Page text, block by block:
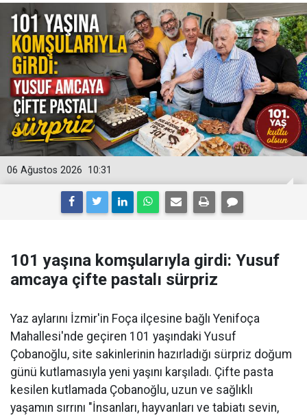
10:31
06 Ağustos 2026
101 yaşına komşularıyla girdi: Yusuf
amcaya çifte pastalı sürpriz
Yaz aylarını İzmir'in Foça ilçesine bağlı Yenifoça
Mahallesi'nde geçiren 101 yaşındaki Yusuf
Çobanoğlu, site sakinlerinin hazırladığı sürpriz doğum
günü kutlamasıyla yeni yaşını karşıladı. Çifte pasta
kesilen kutlamada Çobanoğlu, uzun ve sağlıklı
yaşamın sırrını "İnsanları, hayvanları ve tabiatı sevin,